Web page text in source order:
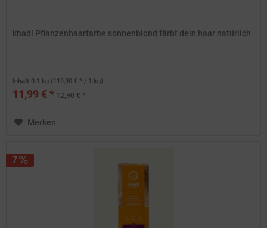
khadi Pflanzenhaarfarbe sonnenblond färbt dein haar natürlich
Inhalt 0.1 kg (119,90 € * / 1 kg)
11,99 € * 12,90 € *
Merken
7